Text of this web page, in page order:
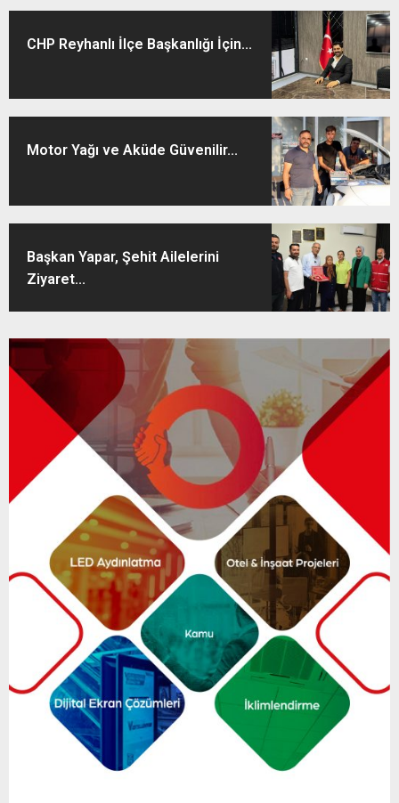
CHP Reyhanlı İlçe Başkanlığı İçin...
Motor Yağı ve Aküde Güvenilir...
Başkan Yapar, Şehit Ailelerini
Ziyaret...